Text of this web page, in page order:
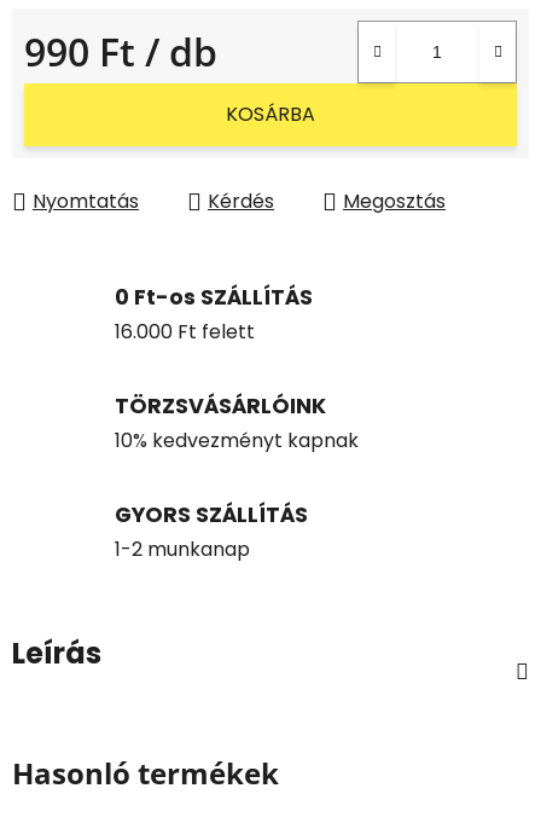
990 Ft / db
Egységár:
KOSÁRBA
Nyomtatás Kérdés Megosztás
0 Ft-os SZÁLLÍTÁS
16.000 Ft felett
TÖRZSVÁSÁRLÓINK
10% kedvezményt kapnak
GYORS SZÁLLÍTÁS
1-2 munkanap
Leírás
Hasonló termékek